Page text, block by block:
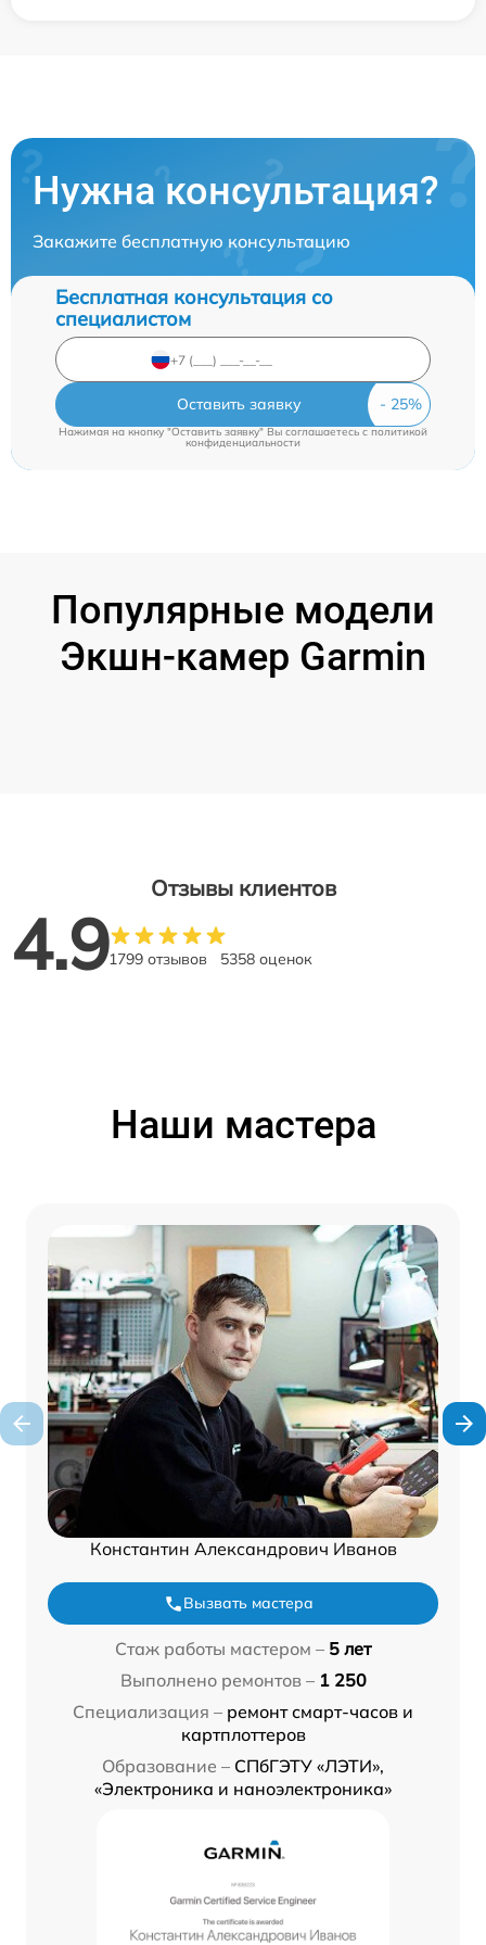
Нужна консультация?
Закажите бесплатную консультацию
Бесплатная консультация со
специалистом
Оставить заявку
Нажимая на кнопку "Оставить заявку" Вы соглашаетесь c политикой
конфиденциальности
Популярные модели
Экшн-камер Garmin
Отзывы клиентов
4.91799 отзывов 5358 оценок
Наши мастера
Константин Александрович Иванов
Вызвать мастера
Стаж работы мастером – 5 лет
Выполнено ремонтов – 1 250
Специализация – ремонт смарт-часов и
картплоттеров
Образование – СПбГЭТУ «ЛЭТИ»,
«Электроника и наноэлектроника»